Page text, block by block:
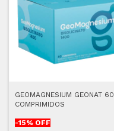
GEOMAGNESIUM GEONAT 60
COMPRIMIDOS
-15% OFF